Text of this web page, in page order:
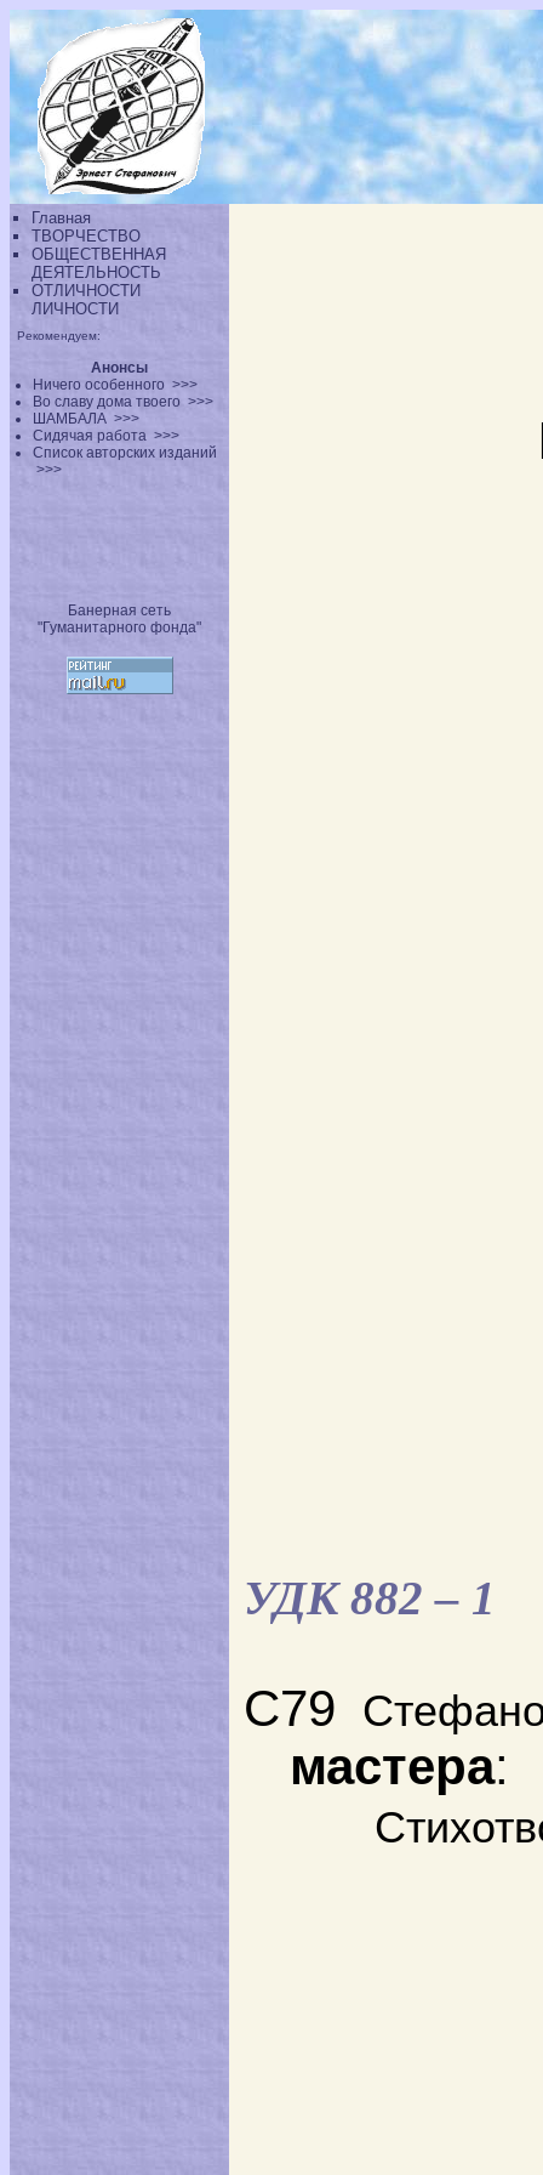
Главная
ТВОРЧЕСТВО
ОБЩЕСТВЕННАЯ
ДЕЯТЕЛЬНОСТЬ
ОТЛИЧНОСТИ
ЛИЧНОСТИ
Рекомендуем:
Анонсы
Ничего особенного >>>
Во славу дома твоего >>>
ШАМБАЛА >>>
Сидячая работа >>>
Список авторских изданий
>>>
Банерная сеть
"Гуманитарного фонда"
УДК 882 – 1
С79
мастера: